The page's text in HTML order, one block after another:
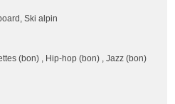
Ski alpin
(bon) , Hip-hop (bon) , Jazz (bon)